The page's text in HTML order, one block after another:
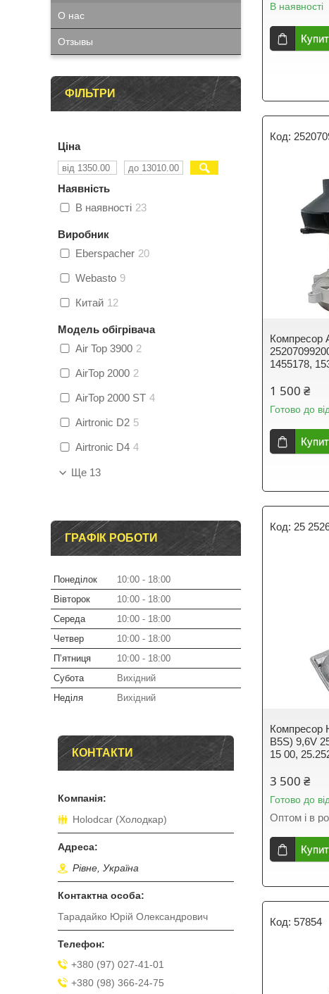
В наявності
Компресор
1455178,
1 500 ₴
Готово до
25
Компресор
B5S) 9,6V
15 00,
3 500 ₴
Готово до
Оптом і в
57854
О нас
Отзывы
ФІЛЬТРИ
Ціна
Наявність
В наявності 23
Виробник
Eberspacher 20
Webasto 9
Китай 12
Модель обігрівача
Air Top 3900 2
AirTop 2000 2
AirTop 2000 ST 4
Airtronic D2 5
Airtronic D4 4
Ще 13
ГРАФІК РОБОТИ
Понеділок 10:00
18:00
Вівторок
10:00
18:00
Середа
10:00
18:00
Четвер
10:00
18:00
Пʼятниця
10:00
18:00
Субота
Вихідний
Неділя
Вихідний
КОНТАКТИ
Holodcar (Холодкар)
Рівне, Україна
Тарадайко Юрій Олександрович
+380 (97) 027-41-01
+380 (98) 366-24-75